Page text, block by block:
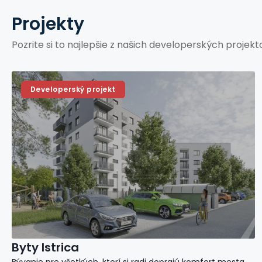
Projekty
Pozrite si to najlepšie z našich developerských
Developerský projekt
Byty Istrica